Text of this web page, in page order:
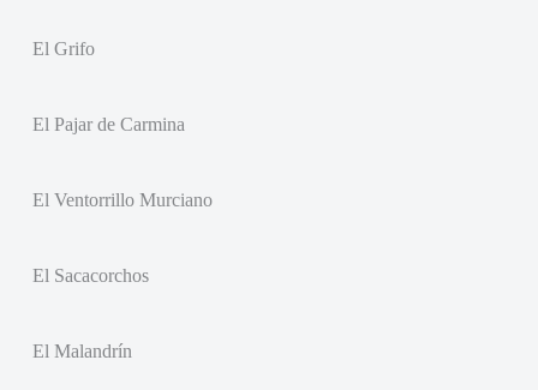
El Grifo
El Pajar de Carmina
El Ventorrillo Murciano
El Sacacorchos
El Malandrín